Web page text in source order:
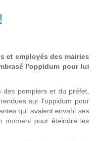
et employés des mairies
l'oppidum pour lui
pompiers et du préfet,
sur l'oppidum pour
qui avaient envahi ses
moment pour éteindre les